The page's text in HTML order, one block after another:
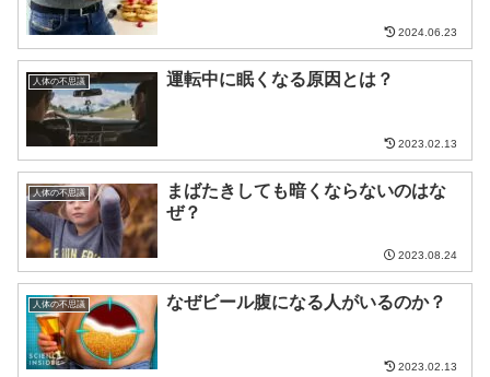
2024.06.23
人体の不思議 運転中に眠くなる原因とは？
2023.02.13
人体の不思議
まばたきしても暗くならないのはな
ぜ？
2023.08.24
人体の不思議 なぜビール腹になる人がいるのか？
2023.02.13